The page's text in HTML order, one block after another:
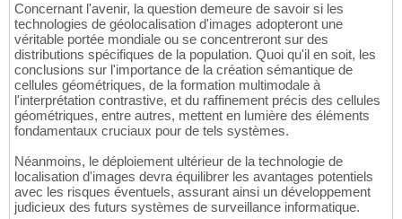
Concernant l'avenir, la question demeure de savoir si les
technologies de géolocalisation d'images adopteront une
véritable portée mondiale ou se concentreront sur des
distributions spécifiques de la population. Quoi qu'il en soit, les
conclusions sur l'importance de la création sémantique de
cellules géométriques, de la formation multimodale à
l'interprétation contrastive, et du raffinement précis des cellules
géométriques, entre autres, mettent en lumière des éléments
fondamentaux cruciaux pour de tels systèmes.
Néanmoins, le déploiement ultérieur de la technologie de
localisation d'images devra équilibrer les avantages potentiels
avec les risques éventuels, assurant ainsi un développement
judicieux des futurs systèmes de surveillance informatique.